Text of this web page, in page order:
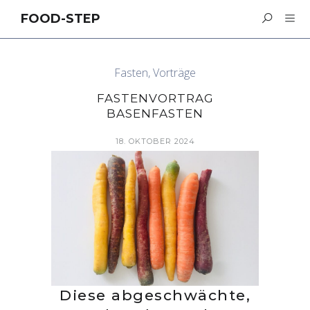
FOOD-STEP
Fasten,Vorträge
FASTENVORTRAG
BASENFASTEN
18. OKTOBER 2024
Diese abgeschwächte,